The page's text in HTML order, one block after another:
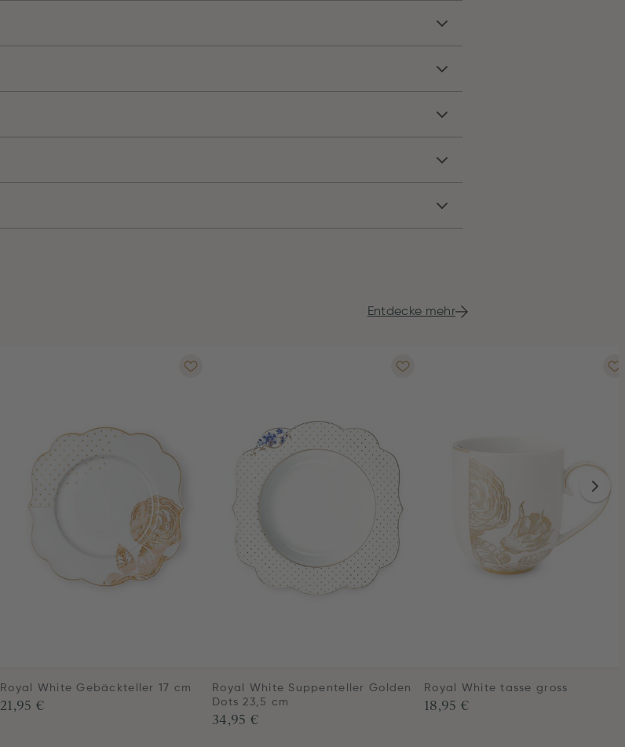
Entdecke mehr
Royal White Gebäckteller 17 cm
21,95 €
Royal White Suppenteller Golden
Dots 23,5 cm
34,95 €
Royal White tasse gross
18,95 €